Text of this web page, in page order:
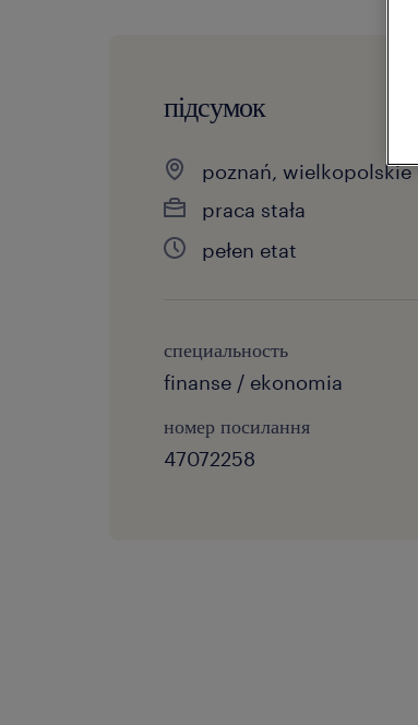
підсумок
poznań, wielkopolskie
praca stała
pełen etat
специальность
finanse / ekonomia
номер посилання
47072258